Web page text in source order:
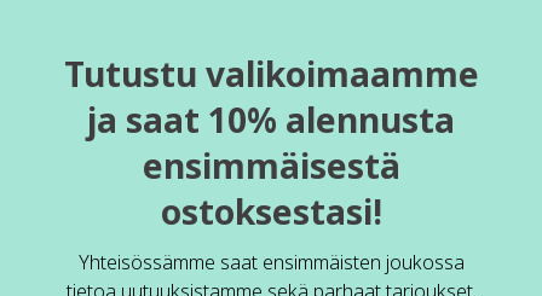
Tutustu valikoimaamme
ja saat 10% alennusta
ensimmäisestä
ostoksestasi!
Yhteisössämme saat ensimmäisten joukossa
tietoa uutuuksistamme sekä parhaat tarjoukset.